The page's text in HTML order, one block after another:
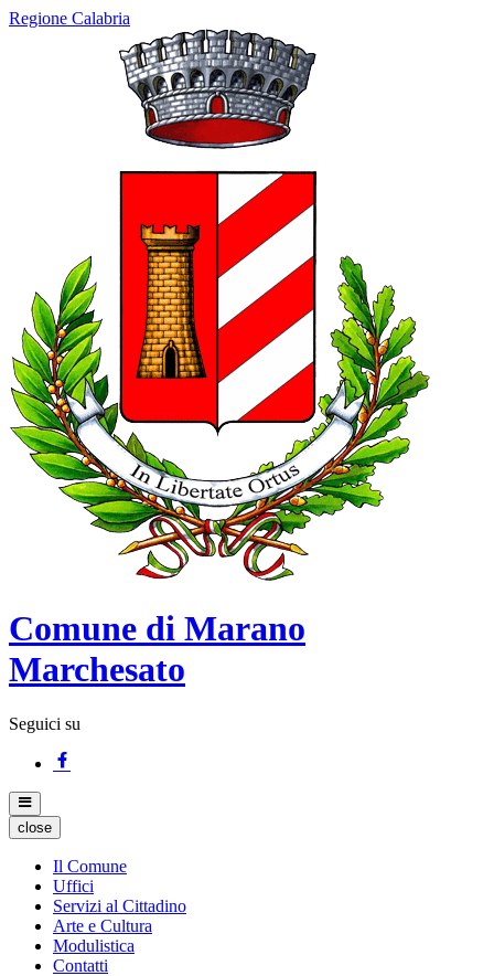
Regione Calabria
Comune di Marano
Marchesato
Seguici su
close
Il Comune
Uffici
Servizi al Cittadino
Arte e Cultura
Modulistica
Contatti